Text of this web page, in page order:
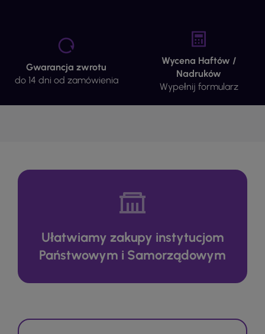
Gwarancja zwrotu
do 14 dni od zamówienia
Wycena Haftów /
Nadruków
Wypełnij formularz
Ułatwiamy zakupy instytucjom
Państwowym i Samorządowym